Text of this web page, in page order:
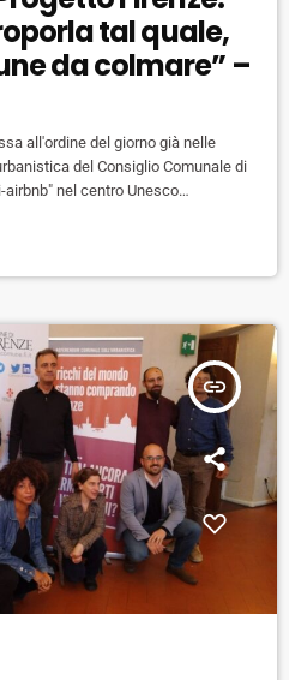
tal quale,
da colmare” –
all'ordine del giorno già nelle
del Consiglio Comunale di
airbnb" nel centro Unesco
giunta: la sindaca Funaro e la sua
i tempi per la
insert_link